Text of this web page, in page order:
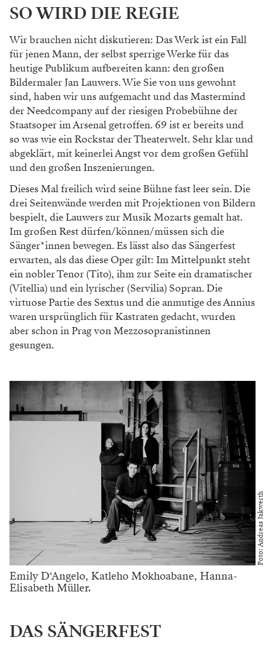
SO WIRD DIE REGIE
Wir brauchen nicht diskutieren: Das Werk istein Fall
für jenen Mann, der selbst sperrigeWerke für das
heutige Publikum aufbereitenkann: den großen
Bildermaler Jan Lauwers. Wie Sie von uns gewohnt
sind, haben wir uns aufgemacht und das Mastermind
der Needcompanyauf der riesigen Probebühne der
Staatsoper imArsenal getroffen. 69 ist er bereits und
so waswie ein Rockstar der Theaterwelt. Sehr klar und
abgeklärt, mit keinerlei Angst vor dem großenGefühl
und den großen Inszenierungen.
Dieses Mal freilich wird seine Bühne fastleer sein. Die
drei Seitenwände werden mitProjektionen von Bildern
bespielt, die Lauwerszur Musik Mozarts gemalt hat.
Im großen Restdürfen/können/müssen sich die
Sänger*innenbewegen. Es lässt also das Sängerfest
erwarten, als das diese Oper gilt: Im Mittelpunkt steht
ein nobler Tenor (Tito), ihm zur Seite ein dramatischer
(Vitellia) und ein lyrischer (Servilia) Sopran. Die
virtuose Partie des Sextus und dieanmutige des Annius
waren ursprünglich fürKastraten gedacht, wurden
aber schon in Prag von Mezzosopranistinnen
gesungen.
Foto: Andreas Jakwerth
Emily D‘Angelo, Katleho Mokhoabane, Hanna-
Elisabeth Müller.
DAS SÄNGERFEST